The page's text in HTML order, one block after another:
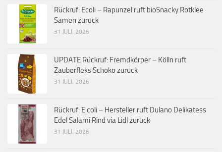
Rückruf: Ecoli – Rapunzel ruft bioSnacky Rotklee
Samen zurück
31 JULI, 2026
UPDATE Rückruf: Fremdkörper – Kölln ruft
Zauberfleks Schoko zurück
31 JULI, 2026
Rückruf: E.coli – Hersteller ruft Dulano Delikatess
Edel Salami Rind via Lidl zurück
31 JULI, 2026